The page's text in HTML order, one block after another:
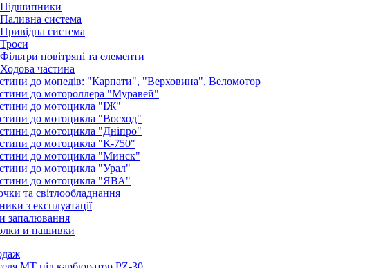
Підшипники
Паливна система
Привідна система
Троси
Фільтри повітряні та елементи
Ходова частина
до мопедів: "Карпати", "Верховина", Веломотор
до мотороллера "Муравей"
до мотоцикла "ІЖ"
до мотоцикла "Восход"
до мотоцикла "Дніпро"
до мотоцикла "К-750"
до мотоцикла "Минск"
до мотоцикла "Урал"
до мотоцикла "ЯВА"
та світлообладнання
з експлуатації
запалювання
и нашивки